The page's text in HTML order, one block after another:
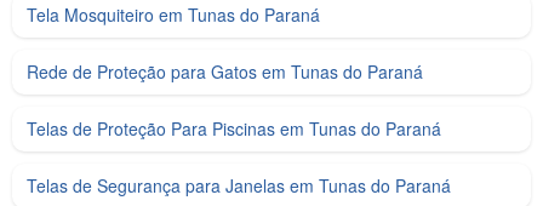
Tela Mosquiteiro em Tunas do Paraná
Rede de Proteção para Gatos em Tunas do Paraná
Telas de Proteção Para Piscinas em Tunas do Paraná
Telas de Segurança para Janelas em Tunas do Paraná